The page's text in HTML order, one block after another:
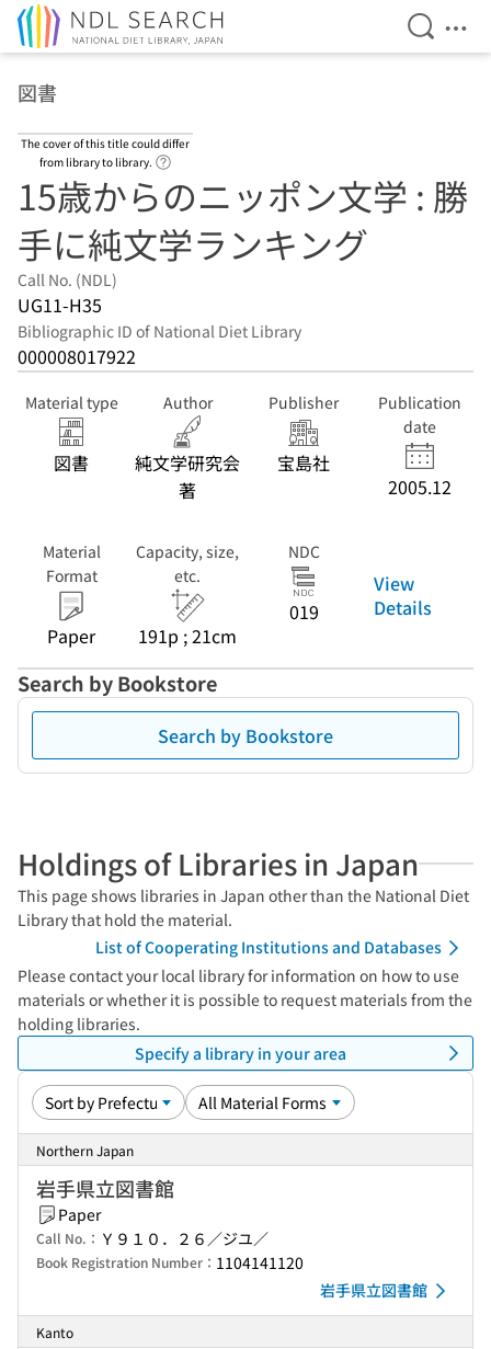
Open
図書
The cover of this title could differ
from library to library.
15歳からのニッポン文学 : 勝
手に純文学ランキング
Call No. (NDL)
UG11-H35
Bibliographic ID of National Diet Library
000008017922
Material type
図書
Author
純文学研究会
著
Publisher
宝島社
Publication
date
2005.12
Material
Format
Paper
Capacity, size,
etc.
191p ; 21cm
NDC
019
View
Details
Search by Bookstore
Search by Bookstore
Holdings of Libraries in Japan
This page shows libraries in Japan other than the National Diet
Library that hold the material.
List of Cooperating Institutions and Databases
Please contact your local library for information on how to use
materials or whether it is possible to request materials from the
holding libraries.
Specify a library in your area
Northern Japan
岩手県立図書館
Paper
Call No.： Ｙ９１０．２６／ジユ／
Book Registration Number： 1104141120
岩手県立図書館
Kanto